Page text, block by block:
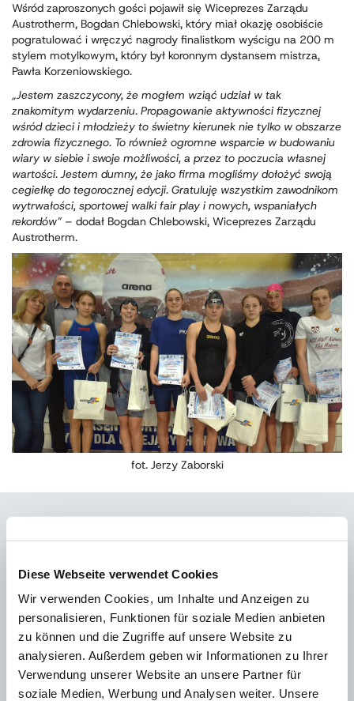
Diese Webseite verwendet Cookies
Wir verwenden Cookies, um Inhalte und Anzeigen zu
personalisieren, Funktionen für soziale Medien anbieten
zu können und die Zugriffe auf unsere Website zu
analysieren. Außerdem geben wir Informationen zu Ihrer
Verwendung unserer Website an unsere Partner für
soziale Medien, Werbung und Analysen weiter. Unsere
Wśród zaproszonych gości pojawił się Wiceprezes Zarządu
Austrotherm, Bogdan Chlebowski, który miał okazję osobiście
pogratulować i wręczyć nagrody finalistkom wyścigu na 200 m
stylem motylkowym, który był koronnym dystansem mistrza,
Pawła Korzeniowskiego.
„Jestem zaszczycony, że mogłem wziąć udział w tak
znakomitym wydarzeniu. Propagowanie aktywności fizycznej
wśród dzieci i młodzieży to świetny kierunek nie tylko w obszarze
zdrowia fizycznego. To również ogromne wsparcie w budowaniu
wiary w siebie i swoje możliwości, a przez to poczucia własnej
wartości. Jestem dumny, że jako firma mogliśmy dołożyć swoją
cegiełkę do tegorocznej edycji. Gratuluję wszystkim zawodnikom
wytrwałości, sportowej walki fair play i nowych, wspaniałych
rekordów” – dodał Bogdan Chlebowski, Wiceprezes Zarządu
Austrotherm.
fot. Jerzy Zaborski